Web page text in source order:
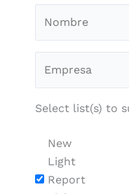
Select list(s) to
New
Light
Report